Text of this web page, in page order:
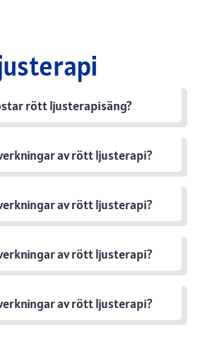
rött ljusterapisäng?
av rött ljusterapi?
av rött ljusterapi?
av rött ljusterapi?
av rött ljusterapi?